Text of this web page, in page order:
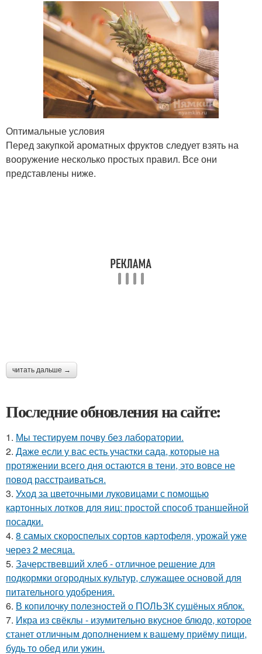
Оптимальные условия
Перед закупкой ароматных фруктов следует взять на
вооружение несколько простых правил. Все они
представлены ниже.
читать дальше →
Последние обновления на сайте:
1. Мы тестируем почву без лаборатории.
2. Даже если у вас есть участки сада, которые на
протяжении всего дня остаются в тени, это вовсе не
повод расстраиваться.
3. Уход за цветочными луковицами с помощью
картонных лотков для яиц: простой способ траншейной
посадки.
4. 8 самых скороспелых сортов картофеля, урожай уже
через 2 месяца.
5. Зачерствевший хлеб - отличное решение для
подкормки огородных культур, служащее основой для
питательного удобрения.
6. В копилочку полезностей о ПОЛЬЗК сушёных яблок.
7. Икра из свёклы - изумительно вкусное блюдо, которое
станет отличным дополнением к вашему приёму пищи,
будь то обед или ужин.